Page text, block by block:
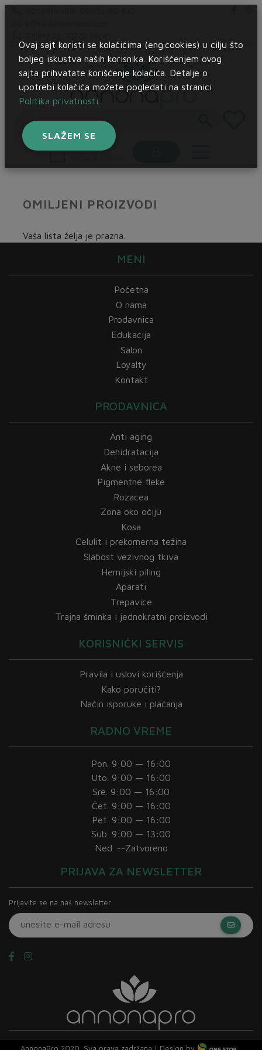
OMILJENI PROIZVODI
Vaša lista želja je prazna.
MENI
Početna
O nama
Prodavnica
Edukacija
Salon
Loyalty
Kontakt
PRODAVNICA
Anti aging
Dehidratacija
Akne i seborea
Pigmentne fleke
Rozacea
Zona oko očiju
Kosa
Celulit i prekomerna težina
Slabost vezivnog tkiva
Hemijski piling
Aparati
Trepavice
Trajna šminka i jednokratni proizvodi
KORISNIČKI SERVIS
Pravila i uslovi korišćenja
Kako poručiti?
Način isporuke i plaćanja
RADNO VREME
Pon. 9:00 — 16:00
Uto. 9:00 — 16:00
Sre. 9:00 — 16:00
Čet. 9:00 — 16:00
Pet. 9:00 — 16:00
Sub. 9:00 — 13:00
Ned. --Zatvoreno
PRIJAVA ZA NEWSLETTER
Prijavite se na naš newsletter
Ovaj sajt koristi se kolačićima (eng.cookies) u cilju što
boljeg iskustva naših korisnika. Korišćenjem ovog
sajta prihvatate korišćenje kolačića. Detalje o
upotrebi kolačića možete pogledati na stranici
Politika privatnosti
SLAŽEM SE